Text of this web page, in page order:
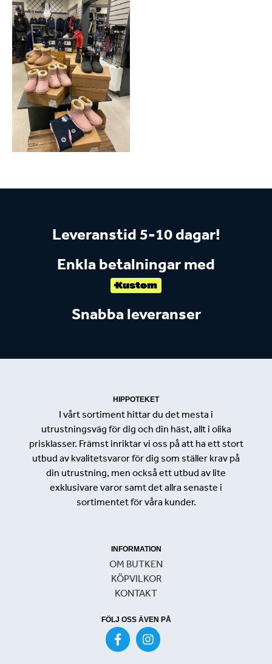
Leveranstid 5-10 dagar!
Enkla betalningar med
Snabba leveranser
HIPPOTEKET
I vårt sortiment hittar du det mesta i
utrustningsväg för dig och din häst, allt i olika
prisklasser. Främst inriktar vi oss på att ha ett stort
utbud av kvalitetsvaror för dig som ställer krav på
din utrustning, men också ett utbud av lite
exklusivare varor samt det allra senaste i
sortimentet för våra kunder.
INFORMATION
OM BUTKEN
KÖPVILKOR
KONTAKT
FÖLJ OSS ÄVEN PÅ